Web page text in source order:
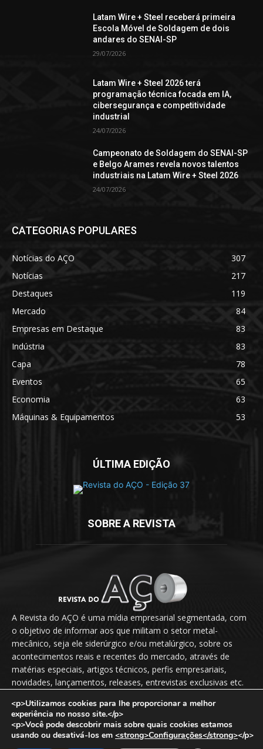
Latam Wire + Steel receberá primeira
Escola Móvel de Soldagem de dois
andares do SENAI-SP
29/07/2026
Latam Wire + Steel 2026 terá
programação técnica focada em IA,
cibersegurança e competitividade
industrial
24/07/2026
Campeonato de Soldagem do SENAI-SP
e Belgo Arames revela novos talentos
industriais na Latam Wire + Steel 2026
24/07/2026
CATEGORIAS POPULARES
Notícias do AÇO
307
Notícias
217
Destaques
119
Mercado
84
Empresas em Destaque
83
Indústria
83
Capa
78
Eventos
65
Economia
63
Máquinas & Equipamentos
53
ÚLTIMA EDIÇÃO
SOBRE A REVISTA
A Revista do AÇO é uma mídia empresarial segmentada, com
o objetivo de informar aos que militam o setor metal-
mecânico, seja ele siderúrgico e/ou metalúrgico, sobre os
acontecimentos reais e recentes do mercado, através de
matérias especiais, artigos técnicos, perfis empresariais,
novidades, lançamentos, releases, entrevistas exclusivas etc.
Fale Conosco: vendas@revistadoaco.com.br
Copyright © 2024Revista do Aço. Todos os direitos reservados.
<p>Utilizamos cookies para lhe proporcionar a melhor
experiência no nosso site.</p>
<p>Você pode descobrir mais sobre quais cookies estamos
usando ou desativá-los em <strong>Configurações</strong></p>